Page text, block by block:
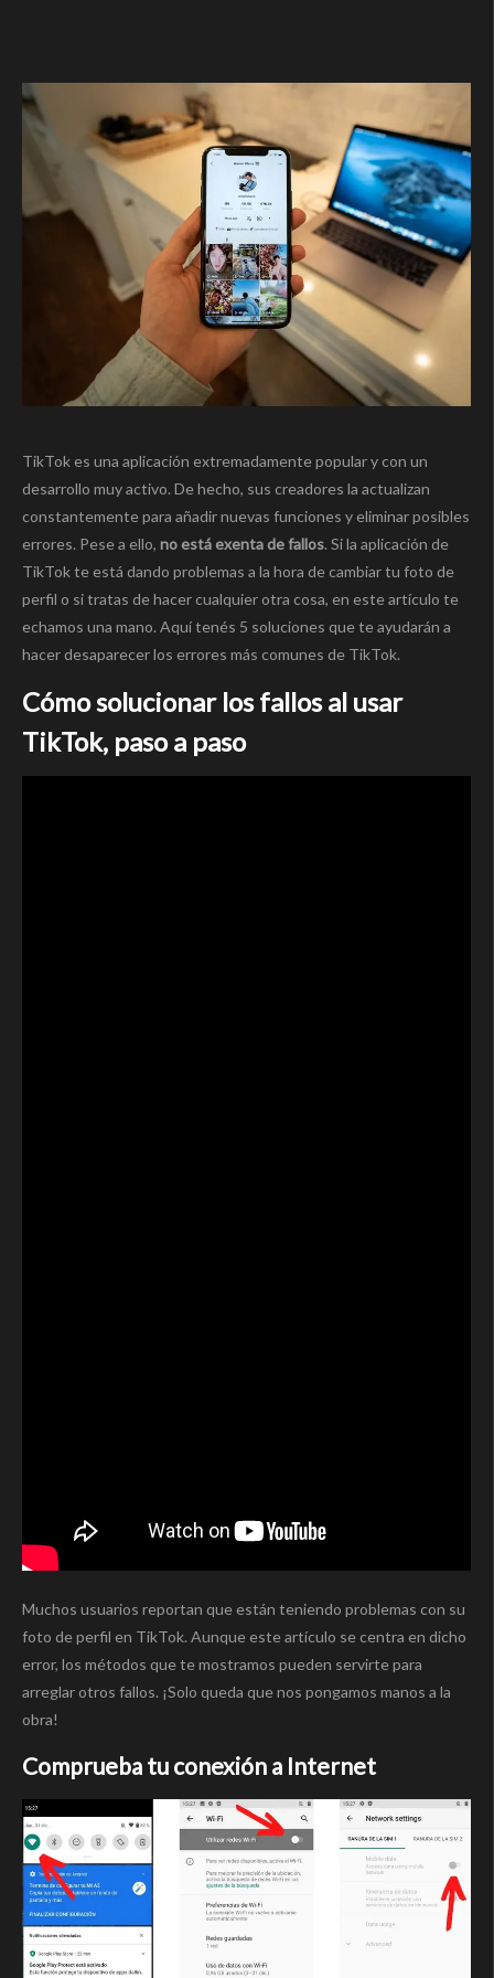
TikTok es una aplicación extremadamente popular y con un
desarrollo muy activo. De hecho, sus creadores la actualizan
constantemente para añadir nuevas funciones y eliminar posibles
errores. Pese a ello, no está exenta de fallos. Si la aplicación de
TikTok te está dando problemas a la hora de cambiar tu foto de
perfil o si tratas de hacer cualquier otra cosa, en este artículo te
echamos una mano. Aquí tenés 5 soluciones que te ayudarán a
hacer desaparecer los errores más comunes de TikTok.
Cómo solucionar los fallos al usar
TikTok, paso a paso
Muchos usuarios reportan que están teniendo problemas con su
foto de perfil en TikTok. Aunque este artículo se centra en dicho
error, los métodos que te mostramos pueden servirte para
arreglar otros fallos. ¡Solo queda que nos pongamos manos a la
obra!
Comprueba tu conexión a Internet